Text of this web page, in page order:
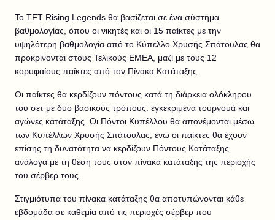
Το TFT Rising Legends θα βασίζεται σε ένα σύστημα
βαθμολογίας, όπου οι νικητές και οι 15 παίκτες με την
υψηλότερη βαθμολογία από το Κύπελλο Χρυσής Σπάτουλας θα
προκρίνονται στους Τελικούς EMEA, μαζί με τους 12
κορυφαίους παίκτες από τον Πίνακα Κατάταξης.
Οι παίκτες θα κερδίζουν πόντους κατά τη διάρκεια ολόκληρου
του σετ με δύο βασικούς τρόπους: εγκεκριμένα τουρνουά και
αγώνες κατάταξης. Οι Πόντοι Κυπέλλου θα απονέμονται μέσω
των Κυπέλλων Χρυσής Σπάτουλας, ενώ οι παίκτες θα έχουν
επίσης τη δυνατότητα να κερδίζουν Πόντους Κατάταξης
ανάλογα με τη θέση τους στον πίνακα κατάταξης της περιοχής
του σέρβερ τους.
Στιγμιότυπα του πίνακα κατάταξης θα αποτυπώνονται κάθε
εβδομάδα σε καθεμία από τις περιοχές σέρβερ που